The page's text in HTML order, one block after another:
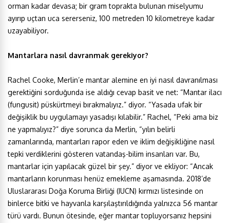
orman kadar devasa; bir gram toprakta bulunan miselyumu
ayırıp uçtan uca sererseniz, 100 metreden 10 kilometreye kadar
uzayabiliyor.
Mantarlara nasıl davranmak gerekiyor?
Rachel Cooke, Merlin’e mantar alemine en iyi nasıl davranılması
gerektiğini sorduğunda ise aldığı cevap basit ve net: “Mantar ilacı
(fungusit) püskürtmeyi bırakmalıyız.” diyor. “Yasada ufak bir
değişiklik bu uygulamayı yasadışı kılabilir.” Rachel, “Peki ama biz
ne yapmalıyız?” diye sorunca da Merlin, “yılın belirli
zamanlarında, mantarları rapor eden ve iklim değişikliğine nasıl
tepki verdiklerini gösteren vatandaş-bilim insanları var. Bu,
mantarlar için yapılacak güzel bir şey.” diyor ve ekliyor: “Ancak
mantarların korunması henüz emekleme aşamasında. 2018’de
Uluslararası Doğa Koruma Birliği (IUCN) kırmızı listesinde on
binlerce bitki ve hayvanla karşılaştırıldığında yalnızca 56 mantar
türü vardı. Bunun ötesinde, eğer mantar topluyorsanız hepsini